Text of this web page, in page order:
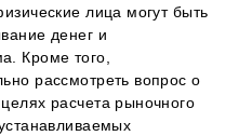
лица могут быть
денег и
Кроме того,
рассмотреть вопрос о
расчета рыночного